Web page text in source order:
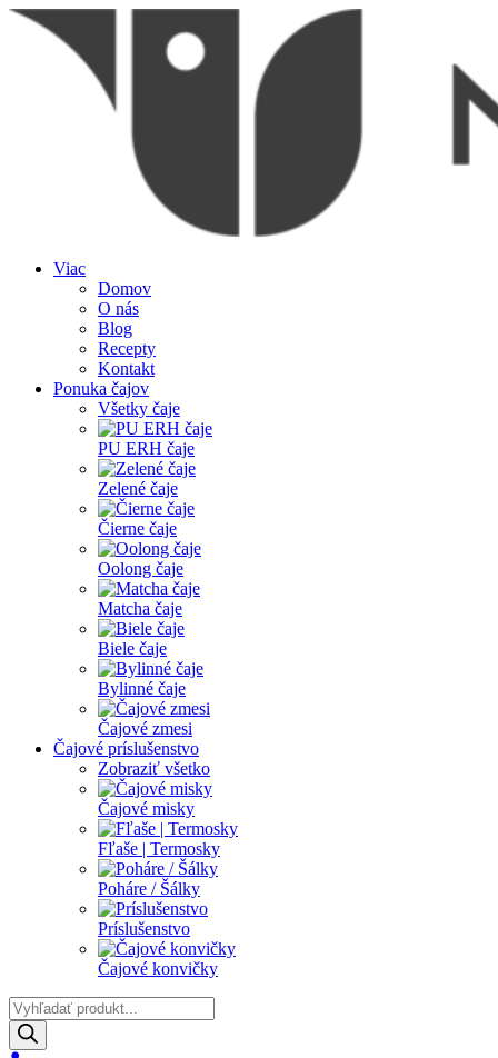
Viac
Domov
O nás
Blog
Recepty
Kontakt
Ponuka čajov
Všetky čaje
PU ERH čaje
Zelené čaje
Čierne čaje
Oolong čaje
Matcha čaje
Biele čaje
Bylinné čaje
Čajové zmesi
Čajové príslušenstvo
Zobraziť všetko
Čajové misky
Fľaše | Termosky
Poháre / Šálky
Príslušenstvo
Čajové konvičky
Products
search